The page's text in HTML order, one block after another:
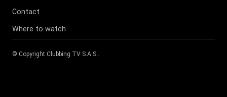
Contact
Where to watch
© Copyright Clubbing TV S.A.S .